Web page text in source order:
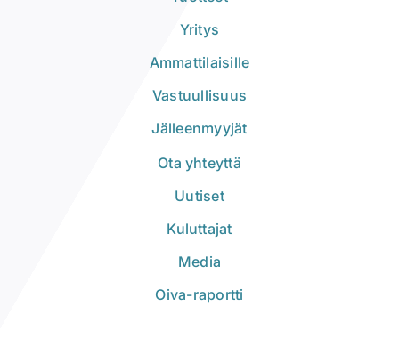
Yritys
Ammattilaisille
Vastuullisuus
Jälleenmyyjät
Ota yhteyttä
Uutiset
Kuluttajat
Media
Oiva-raportti